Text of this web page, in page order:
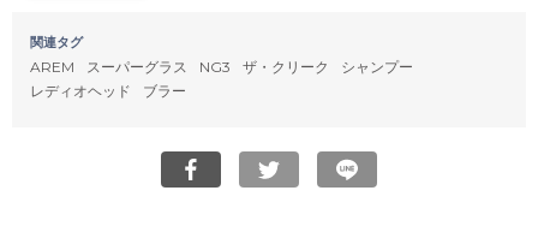
関連タグ
AREM スーパーグラス NG3 ザ・クリーク
シャンプー
レディオヘッド
ブラー